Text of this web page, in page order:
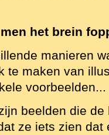
het brein
manieren
te maken van
voorbeelden...
beelden die
ze iets zien dat